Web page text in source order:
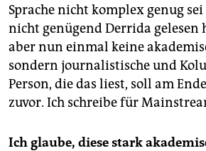
Sprache nicht komplex genug
nicht genügend Derrida gelesen
aber nun einmal keine
sondern journalistische und
Person, die das liest, soll am
zuvor. Ich schreibe für
Ich glaube, diese stark